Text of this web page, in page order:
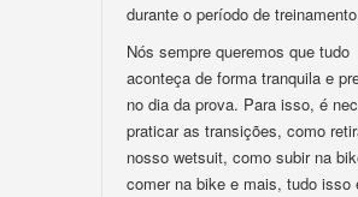
durante o período de
Nós sempre queremos que tudo
aconteça de forma tranquila e
no dia da prova. Para isso, é
praticar as transições, como
nosso wetsuit, como subir na
comer na bike e mais, tudo isso